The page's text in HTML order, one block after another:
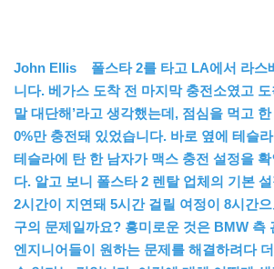
John Ellis 폴스타 2를 타고 LA에서 라스
니다. 베가스 도착 전 마지막 충전소였고 도
말 대단해’라고 생각했는데, 점심을 먹고
0%만 충전돼 있었습니다. 바로 옆에 테슬
테슬라에 탄 한 남자가 맥스 충전 설정을
다. 알고 보니 폴스타 2 렌탈 업체의 기본
2시간이 지연돼 5시간 걸릴 여정이 8시간
구의 문제일까요? 흥미로운 것은 BMW 측
엔지니어들이 원하는 문제를 해결하려다